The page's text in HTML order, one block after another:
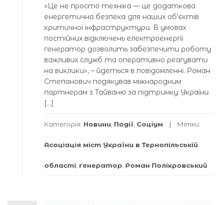
«Це не просто техніка — це додаткова
енергетична безпека для наших об’єктів
критичної інфраструктури. В умовах
постійних відключень електроенергії
генератор дозволить забезпечити роботу
важливих служб та оперативно реагувати
на виклики», – йдеться в повідомленні. Роман
Степанович подякував міжнародним
партнерам з Тайваню за підтримку України
[…]
Категорія: Новини Події Соціум Мітки:
Асоціація міст України в Тернопільській
області генератор Роман Полікровський